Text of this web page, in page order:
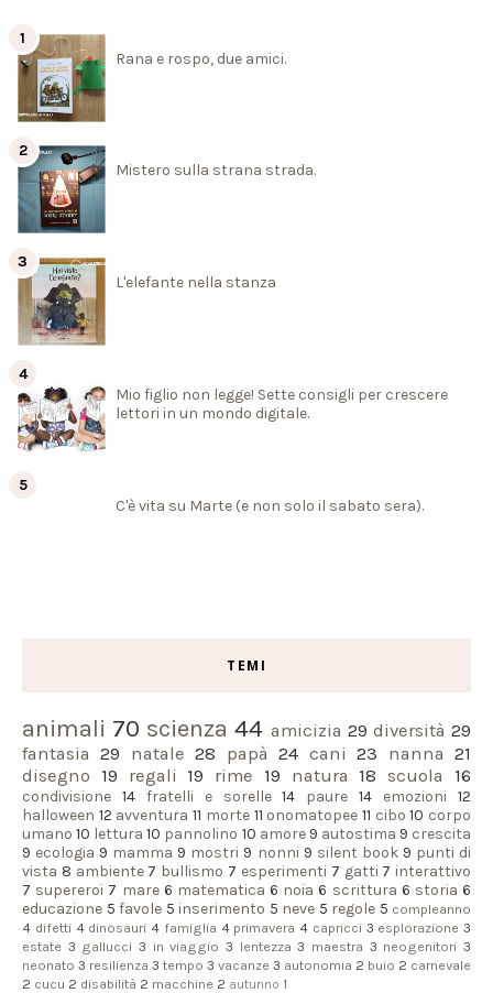
Rana e rospo, due amici.
Mistero sulla strana strada.
L'elefante nella stanza
Mio figlio non legge! Sette consigli per crescere
lettori in un mondo digitale.
C'è vita su Marte (e non solo il sabato sera).
TEMI
animali 70 scienza 44 amicizia 29 diversità 29
fantasia
29 natale 28 papà 24 cani 23 nanna 21
disegno
19 regali 19 rime 19 natura 18 scuola 16
condivisione 14 fratelli e sorelle 14 paure 14 emozioni
12
halloween 12 avventura 11 morte 11 onomatopee 11 cibo 10 corpo
umano 10 lettura 10 pannolino 10 amore 9 autostima 9 crescita
9 ecologia 9 mamma 9 mostri 9 nonni 9 silent book 9 punti di
vista 8 ambiente 7 bullismo 7 esperimenti 7 gatti 7 interattivo
7 supereroi 7 mare 6 matematica 6 noia 6 scrittura 6 storia 6
educazione 5 favole 5 inserimento 5 neve 5 regole 5 compleanno
4 difetti 4 dinosauri 4 famiglia 4 primavera 4 capricci 3 esplorazione 3
estate 3 gallucci 3 in viaggio 3 lentezza 3 maestra 3 neogenitori 3
neonato 3 resilienza 3 tempo 3 vacanze 3 autonomia 2 buio 2 carnevale
2 cucu 2 disabilità 2 macchine 2 autunno 1